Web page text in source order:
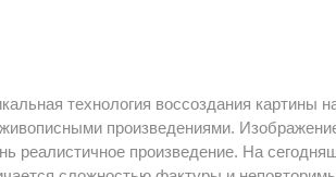
технология воссоздания картины
произведениями.
реалистичное произведение. На